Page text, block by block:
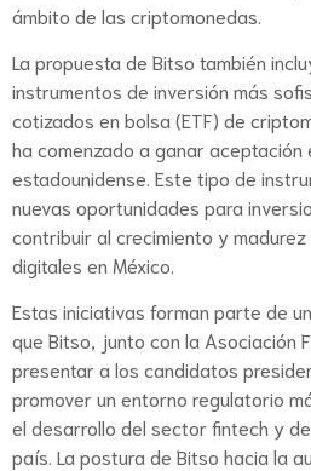
ámbito de las criptomonedas.
La propuesta de Bitso también
instrumentos de inversión más
cotizados en bolsa (ETF) de
ha comenzado a ganar aceptación
estadounidense. Este tipo de
nuevas oportunidades para
contribuir al crecimiento y
digitales en México.
Estas iniciativas forman parte de
que Bitso, junto con la Asociación
presentar a los candidatos
promover un entorno regulatorio
el desarrollo del sector fintech y
país. La postura de Bitso hacia la